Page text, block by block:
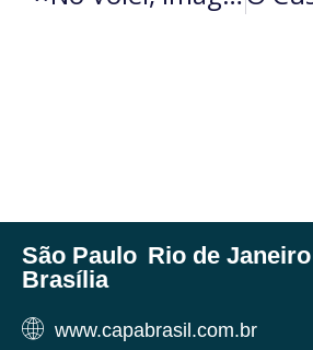
São Paulo Rio de Janeiro
Brasília
www.capabrasil.com.br